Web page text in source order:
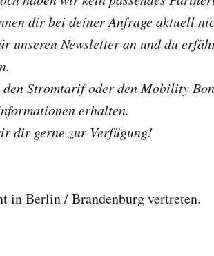
dir bei deiner Anfrage aktuell
unseren Newsletter an und du
Stromtarif oder den Mobility
erhalten.
dir gerne zur Verfügung!
in Berlin / Brandenburg vertreten.